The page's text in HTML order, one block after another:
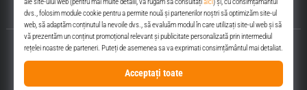
Servicii clienți